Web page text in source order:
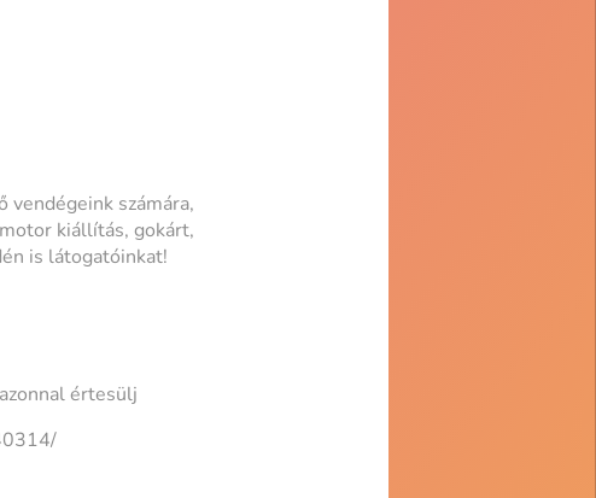
vendégeink számára,
kiállítás, gokárt,
is látogatóinkat!
értesülj